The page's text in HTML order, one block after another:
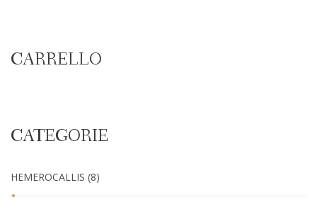
CARRELLO
CATEGORIE
HEMEROCALLIS (8)